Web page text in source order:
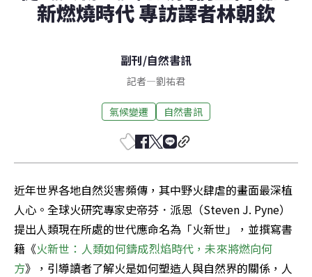
新燃燒時代 專訪譯者林朝欽
副刊/自然書訊
記者—劉祐君
氣候變遷 自然書訊
近年世界各地自然災害頻傳，其中野火肆虐的畫面最深植
人心。全球火研究專家史帝芬．派恩（Steven J. Pyne）
提出人類現在所處的世代應命名為「火新世」，並撰寫書
籍《火新世：人類如何鑄成烈焰時代，未來將燃向何
方》，引導讀者了解火是如何塑造人與自然界的關係，人